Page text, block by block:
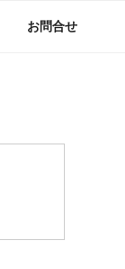
お問合せ